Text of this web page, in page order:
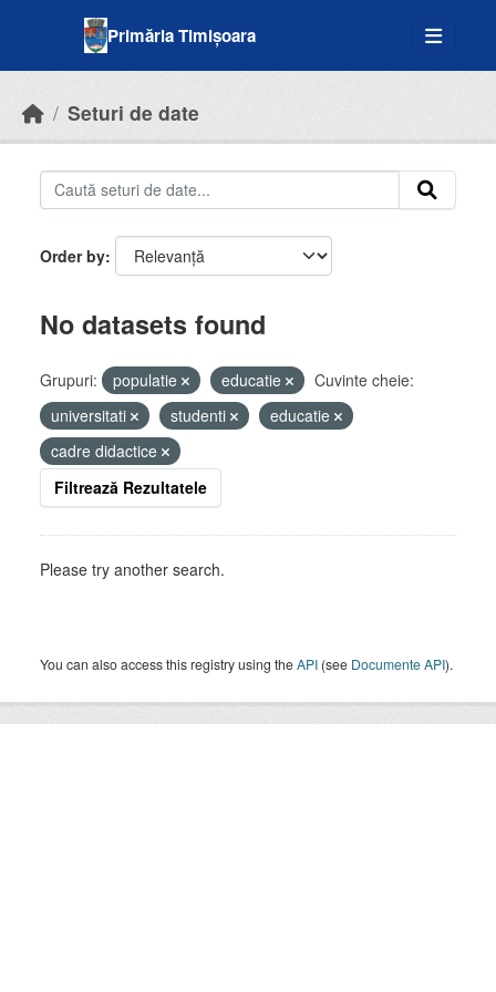
Primăria Timișoara
Seturi de date
Order by
No datasets found
Grupuri: populatie educatie
Cuvinte cheie:
universitati
studenti
educatie
cadre didactice
Filtrează Rezultatele
Please try another search.
You can also access this registry using theAPI (see Documente API).